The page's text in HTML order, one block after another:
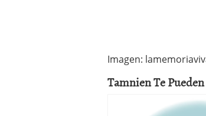
Imagen:
Tamnien Te